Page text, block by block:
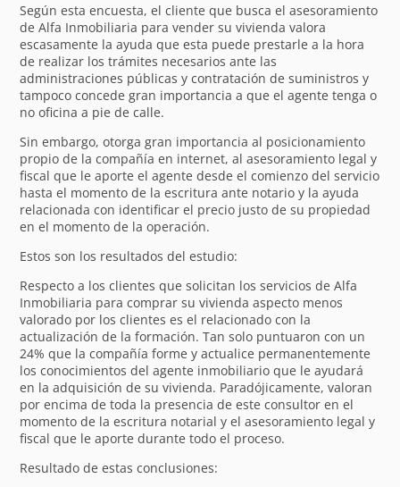
Según esta encuesta, el cliente que busca el asesoramiento
de Alfa Inmobiliaria para vender su vivienda valora
escasamente la ayuda que esta puede prestarle a la hora
de realizar los trámites necesarios ante las
administraciones públicas y contratación de suministros y
tampoco concede gran importancia a que el agente tenga o
no oficina a pie de calle.
Sin embargo, otorga gran importancia al posicionamiento
propio de la compañía en internet, al asesoramiento legal y
fiscal que le aporte el agente desde el comienzo del servicio
hasta el momento de la escritura ante notario y la ayuda
relacionada con identificar el precio justo de su propiedad
en el momento de la operación.
Estos son los resultados del estudio:
Respecto a los clientes que solicitan los servicios de Alfa
Inmobiliaria para comprar su vivienda aspecto menos
valorado por los clientes es el relacionado con la
actualización de la formación. Tan solo puntuaron con un
24% que la compañía forme y actualice permanentemente
los conocimientos del agente inmobiliario que le ayudará
en la adquisición de su vivienda. Paradójicamente, valoran
por encima de toda la presencia de este consultor en el
momento de la escritura notarial y el asesoramiento legal y
fiscal que le aporte durante todo el proceso.
Resultado de estas conclusiones: